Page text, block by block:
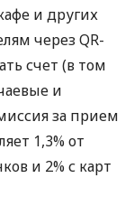
и других
через QR-
счет (в том
и
за прием
1,3% от
и 2% с карт